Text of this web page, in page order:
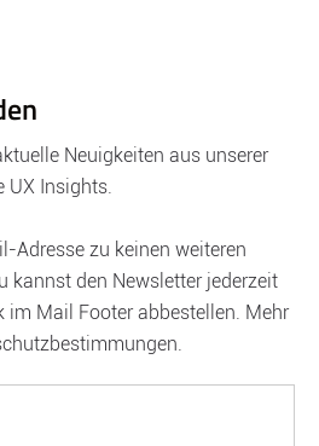
Neuigkeiten aus unserer
UX Insights.
Adresse zu keinen weiteren
kannst den Newsletter jederzeit
im Mail Footer abbestellen. Mehr